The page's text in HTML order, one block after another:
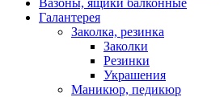
Вазоны, ящики балконные
Галантерея
Заколка, резинка
Заколки
Резинки
Украшения
Маникюр, педикюр